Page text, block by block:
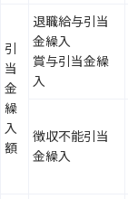
引
当
金
繰
入
額
退職給与引当
金繰入
賞与引当金繰
入
徴収不能引当
金繰入